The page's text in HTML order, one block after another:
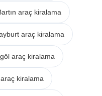
araç kiralama
araç kiralama
araç kiralama
kiralama